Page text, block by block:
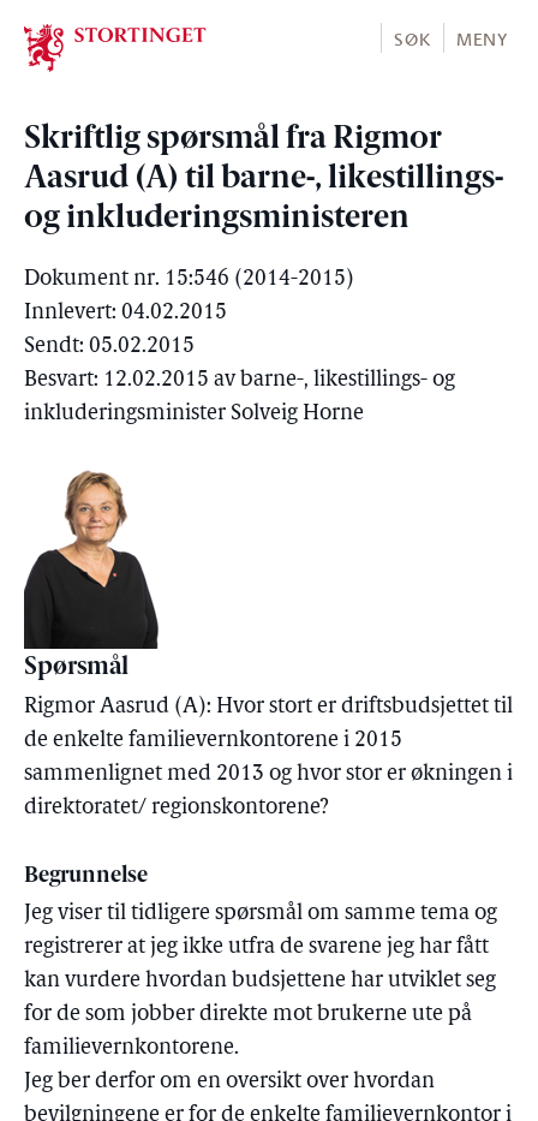
Stortinget.no
SØK MENY
Skriftlig spørsmål fra Rigmor
Aasrud (A) til barne-, likestillings-
og inkluderingsministeren
Dokument nr. 15:546 (2014-2015)
Innlevert: 04.02.2015
Sendt: 05.02.2015
Besvart: 12.02.2015 av barne-, likestillings- og
inkluderingsminister Solveig Horne
Spørsmål
Rigmor Aasrud (A): Hvor stort er driftsbudsjettet til
de enkelte familievernkontorene i 2015
sammenlignet med 2013 og hvor stor er økningen i
direktoratet/ regionskontorene?
Begrunnelse
Jeg viser til tidligere spørsmål om samme tema og
registrerer at jeg ikke utfra de svarene jeg har fått
kan vurdere hvordan budsjettene har utviklet seg
for de som jobber direkte mot brukerne ute på
familievernkontorene.
Jeg ber derfor om en oversikt over hvordan
bevilgningene er for de enkelte familievernkontor i